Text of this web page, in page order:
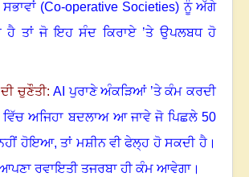
(Co-operative Societies)ਨੂੰ ਅੱਗੇ
ਹੈ ਤਾਂ ਜੋ ਇਹ ਸੰਦ ਕਿਰਾਏ ’ਤੇ ਉਪਲਬਧ ਹੋ
ਚੁਣੌਤੀ:AIਪੁਰਾਣੇ ਅੰਕੜਿਆਂ ’ਤੇ ਕੰਮ ਕਰਦੀ
ਅਜਿਹਾ ਬਦਲਾਅ ਆ ਜਾਵੇ ਜੋ ਪਿਛਲੇ 50
ਨਹੀਂ ਹੋਇਆ,ਤਾਂ ਮਸ਼ੀਨ ਵੀ ਫੇਲ੍ਹ ਹੋ ਸਕਦੀ ਹੈ।
ਰਵਾਇਤੀ ਤਜਰਬਾ ਹੀ ਕੰਮ ਆਵੇਗਾ।